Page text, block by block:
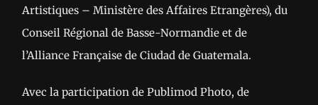
Artistiques – Ministère des Affaires Etrangères), du
Conseil Régional de Basse-Normandie et de
l’Alliance Française de Ciudad de Guatemala.
Avec la participation de Publimod Photo, de